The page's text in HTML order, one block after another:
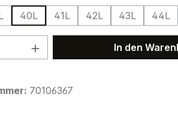
40L 41L 42L 43L 44L
Anzahl: Gib denIn den
70106367